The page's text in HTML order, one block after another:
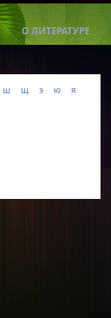
О ЛИТЕРАТУРЕ
ш щ э ю
я